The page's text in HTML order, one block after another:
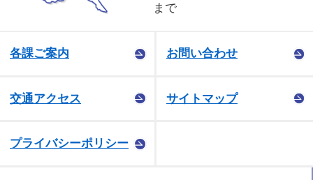
まで
各課ご案内 お問い合わせ
交通アクセス サイトマップ
プライバシーポリシー